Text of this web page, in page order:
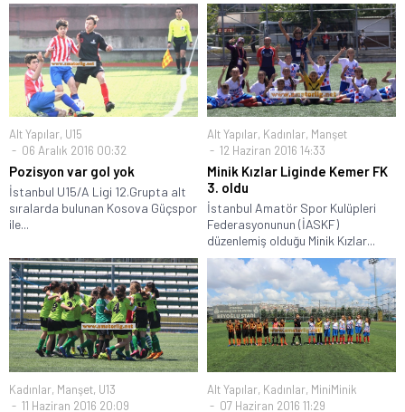
Alt Yapılar, U15
06 Aralık 2016 00:32
Pozisyon var gol yok
İstanbul U15/A Ligi 12.Grupta alt
sıralarda bulunan Kosova Güçspor
ile...
Alt Yapılar, Kadınlar, Manşet
12 Haziran 2016 14:33
Minik Kızlar Liginde Kemer FK
3. oldu
İstanbul Amatör Spor Kulüpleri
Federasyonunun (İASKF)
düzenlemiş olduğu Minik Kızlar...
Kadınlar, Manşet, U13
11 Haziran 2016 20:09
Alt Yapılar, Kadınlar, MiniMinik
07 Haziran 2016 11:29